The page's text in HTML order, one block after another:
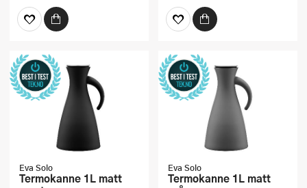
Eva Solo
Termokanne 1L matt
Eva Solo
Termokanne 1L matt